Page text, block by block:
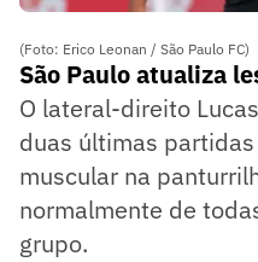
(Foto: Erico Leonan / São Paulo FC)
São Paulo atualiza
O lateral-direito
duas últimas
muscular na
normalmente de
grupo.